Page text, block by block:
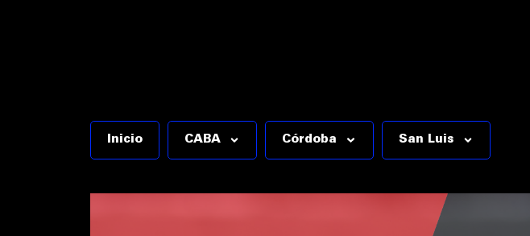
Inicio CABA Córdoba San Luis